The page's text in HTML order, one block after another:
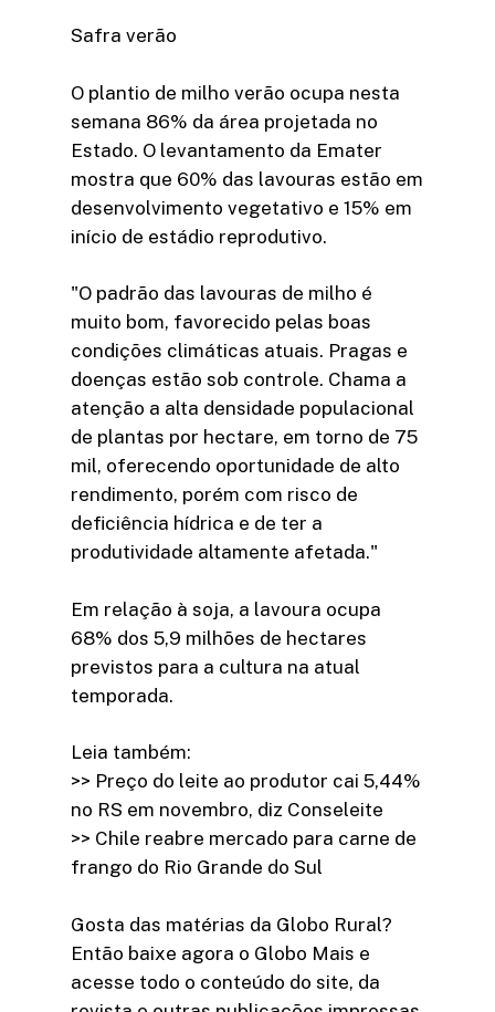
Safra verão
O plantio de milho verão ocupa nesta
semana 86% da área projetada no
Estado. O levantamento da Emater
mostra que 60% das lavouras estão em
desenvolvimento vegetativo e 15% em
início de estádio reprodutivo.
"O padrão das lavouras de milho é
muito bom, favorecido pelas boas
condições climáticas atuais. Pragas e
doenças estão sob controle. Chama a
atenção a alta densidade populacional
de plantas por hectare, em torno de 75
mil, oferecendo oportunidade de alto
rendimento, porém com risco de
deficiência hídrica e de ter a
produtividade altamente afetada."
Em relação à soja, a lavoura ocupa
68% dos 5,9 milhões de hectares
previstos para a cultura na atual
temporada.
Leia também:
>> Preço do leite ao produtor cai 5,44%
no RS em novembro, diz Conseleite
>> Chile reabre mercado para carne de
frango do Rio Grande do Sul
Gosta das matérias da Globo Rural?
Então baixe agora o Globo Mais e
acesse todo o conteúdo do site, da